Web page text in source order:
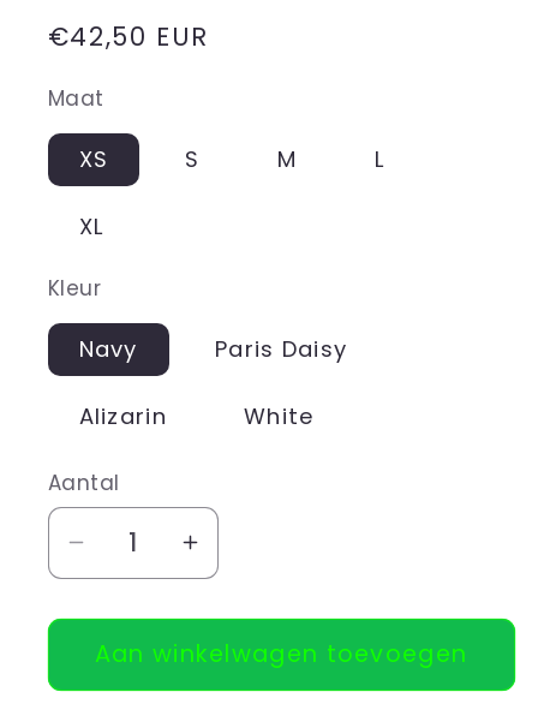
Normale
€42,50 EUR
Maat
XS S M L
XL
Kleur
Navy Paris Daisy
Alizarin White
Aantal
Aantal
verlagen
voor
T-
shirt
Aantal
verhogen
voor
T-
shirt
Aan winkelwagen toevoegen